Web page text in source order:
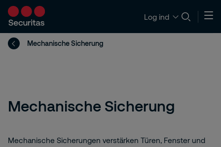
Log ind
Mechanische Sicherung
Mechanische Sicherung
Mechanische Sicherungen verstärken Türen, Fenster und